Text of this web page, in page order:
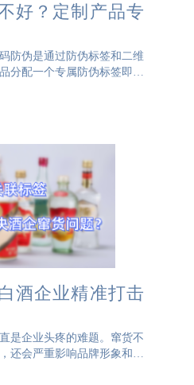
好？定制产品专
防伪是通过防伪标签和二维
分配一个专属防伪标签即是
签和防伪系统，让防伪效果
酒企业精准打击
是企业头疼的难题。窜货不
还会严重影响品牌形象和销
一问题，越来越多的白酒企